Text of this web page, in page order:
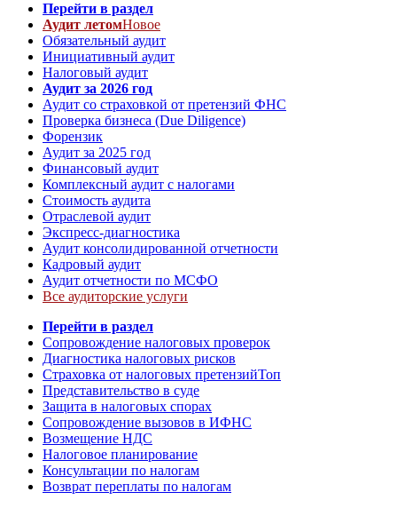
Перейти в раздел
Аудит летомНовое
Обязательный аудит
Инициативный аудит
Налоговый аудит
Аудит за 2026 год
Аудит со страховкой от претензий ФНС
Проверка бизнеса (Due Diligence)
Форензик
Аудит за 2025 год
Финансовый аудит
Комплексный аудит с налогами
Стоимость аудита
Отраслевой аудит
Экспресс-диагностика
Аудит консолидированной отчетности
Кадровый аудит
Аудит отчетности по МСФО
Все аудиторские услуги
Перейти в раздел
Сопровождение налоговых проверок
Диагностика налоговых рисков
Страховка от налоговых претензийТоп
Представительство в суде
Защита в налоговых спорах
Сопровождение вызовов в ИФНС
Возмещение НДС
Налоговое планирование
Консультации по налогам
Возврат переплаты по налогам